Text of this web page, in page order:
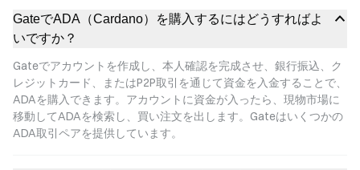
GateでADA（Cardano）を購入するにはどうすればよ
いですか？
Gateでアカウントを作成し、本人確認を完成させ、銀行振込、ク
レジットカード、またはP2P取引を通じて資金を入金することで、
ADAを購入できます。アカウントに資金が入ったら、現物市場に
移動してADAを検索し、買い注文を出します。Gateはいくつかの
ADA取引ペアを提供しています。